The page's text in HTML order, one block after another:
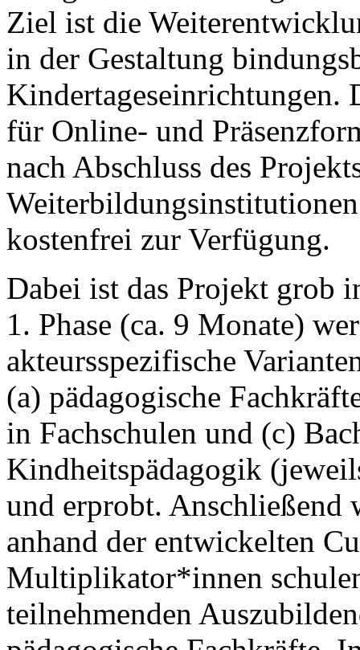
Ziel ist die
in der Gestaltung
Kindertageseinrichtungen.
für Online- und
nach Abschluss des
kostenfrei zur Verfügung.
Dabei ist das Projekt grob
1. Phase (ca. 9 Monate)
akteursspezifische
(a) pädagogische
in Fachschulen und (c)
Kindheitspädagogik
und erprobt.
anhand der entwickelten
Multiplikator*innen
teilnehmenden